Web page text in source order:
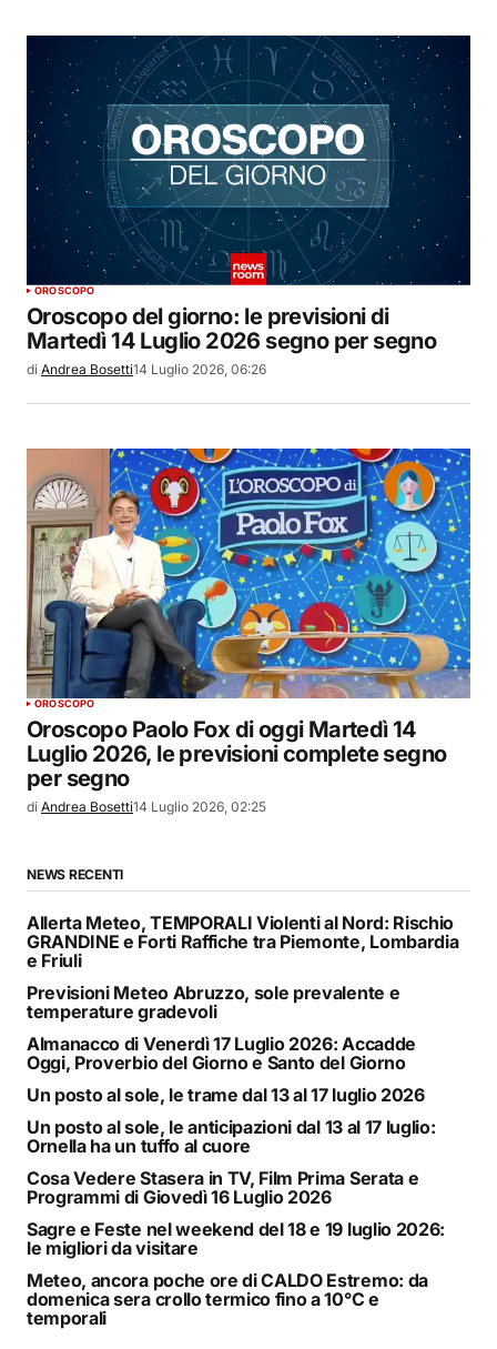
OROSCOPO
Oroscopo del giorno: le previsioni di
Martedì 14 Luglio 2026 segno per segno
di Andrea Bosetti14 Luglio 2026, 06:26
OROSCOPO
Oroscopo Paolo Fox di oggi Martedì 14
Luglio 2026, le previsioni complete segno
per segno
di Andrea Bosetti14 Luglio 2026, 02:25
NEWS RECENTI
Allerta Meteo, TEMPORALI Violenti al Nord: Rischio
GRANDINE e Forti Raffiche tra Piemonte, Lombardia
e Friuli
Previsioni Meteo Abruzzo, sole prevalente e
temperature gradevoli
Almanacco di Venerdì 17 Luglio 2026: Accadde
Oggi, Proverbio del Giorno e Santo del Giorno
Un posto al sole, le trame dal 13 al 17 luglio 2026
Un posto al sole, le anticipazioni dal 13 al 17 luglio:
Ornella ha un tuffo al cuore
Cosa Vedere Stasera in TV, Film Prima Serata e
Programmi di Giovedì 16 Luglio 2026
Sagre e Feste nel weekend del 18 e 19 luglio 2026:
le migliori da visitare
Meteo, ancora poche ore di CALDO Estremo: da
domenica sera crollo termico fino a 10°C e
temporali